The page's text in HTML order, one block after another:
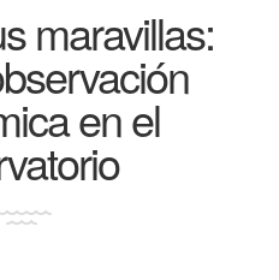
maravillas:
en el